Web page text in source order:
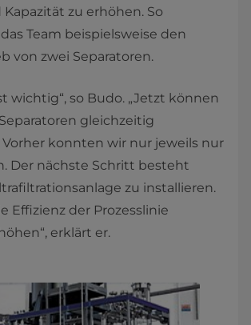
Kapazität zu erhöhen. So
Team beispielsweise den
von zwei Separatoren.
wichtig“, so Budo. „Jetzt können
gleichzeitig
konnten wir nur jeweils nur
Der nächste Schritt besteht
zu installieren.
Effizienz der Prozesslinie
erklärt er.